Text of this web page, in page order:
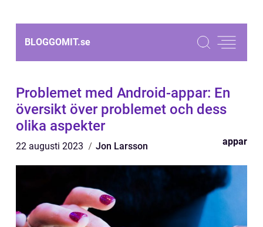
BLOGGOMIT.se
Problemet med Android-appar: En
översikt över problemet och dess
olika aspekter
22 augusti 2023 Jon Larsson appar